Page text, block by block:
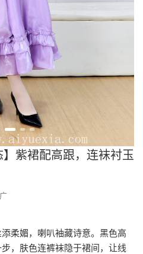
紫裙配高跟，连袜衬玉
柔媚，喇叭袖藏诗意。黑色高
，肤色连裤袜隐于裙间，让线